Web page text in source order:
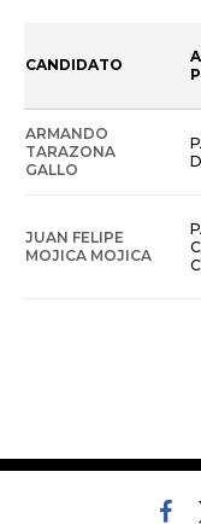
CANDIDATO
ARMANDO
TARAZONA
GALLO
JUAN FELIPE
MOJICA MOJICA